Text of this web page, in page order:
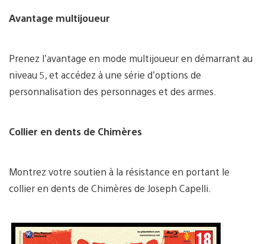
Avantage multijoueur
Prenez l’avantage en mode multijoueur en démarrant au
niveau 5, et accédez à une série d’options de
personnalisation des personnages et des armes.
Collier en dents de Chimères
Montrez votre soutien à la résistance en portant le
collier en dents de Chimères de Joseph Capelli.